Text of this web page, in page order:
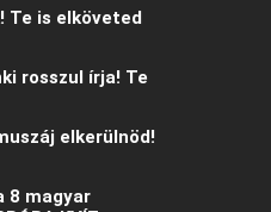
Te is elköveted
rosszul írja! Te
elkerülnöd!
8 magyar